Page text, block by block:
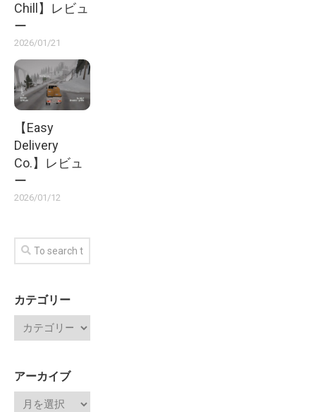
Chill】レビュ
ー
2026/01/21
【Easy
Delivery
Co.】レビュ
ー
2026/01/12
カテゴリー
アーカイブ